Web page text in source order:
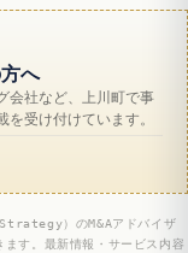
へ
会社など、上川町で事
受け付けています。
）のM&Aアドバイザ
す。最新情報・サービス内容